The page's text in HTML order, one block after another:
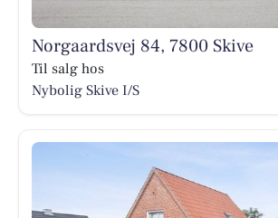
Norgaardsvej 84, 7800 Skive
Til salg hos
Nybolig Skive I/S